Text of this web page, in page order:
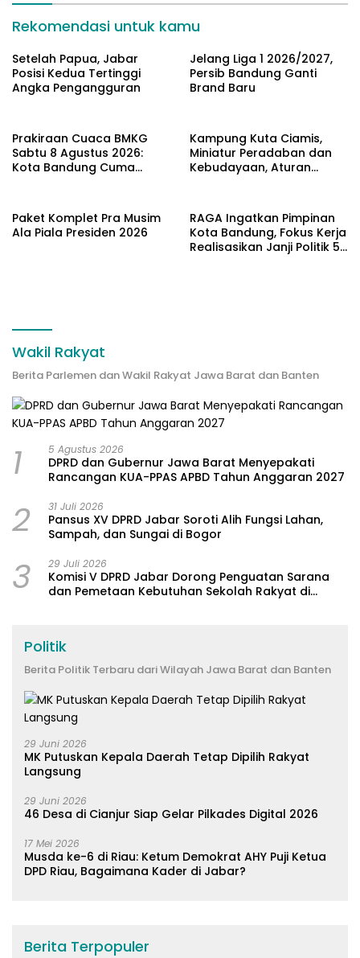
Rekomendasi untuk kamu
Setelah Papua, Jabar
Posisi Kedua Tertinggi
Angka Pengangguran
Jelang Liga 1 2026/2027,
Persib Bandung Ganti
Brand Baru
Prakiraan Cuaca BMKG
Sabtu 8 Agustus 2026:
Kota Bandung Cuma
Kampung Kuta Ciamis,
Miniatur Peradaban dan
Kebudayaan, Aturan
Paket Komplet Pra Musim
Ala Piala Presiden 2026
RAGA Ingatkan Pimpinan
Kota Bandung, Fokus Kerja
Realisasikan Janji Politik 5
Wakil Rakyat
Berita Parlemen dan Wakil Rakyat Jawa Barat dan Banten
1 5 Agustus 2026
DPRD dan Gubernur Jawa Barat Menyepakati
Rancangan KUA-PPAS APBD Tahun Anggaran 2027
2 31 Juli 2026
Pansus XV DPRD Jabar Soroti Alih Fungsi Lahan,
Sampah, dan Sungai di Bogor
3 29 Juli 2026
Komisi V DPRD Jabar Dorong Penguatan Sarana
dan Pemetaan Kebutuhan Sekolah Rakyat di
Politik
Berita Politik Terbaru dari Wilayah Jawa Barat dan Banten
29 Juni 2026
MK Putuskan Kepala Daerah Tetap Dipilih Rakyat
Langsung
29 Juni 2026
46 Desa di Cianjur Siap Gelar Pilkades Digital 2026
17 Mei 2026
Musda ke-6 di Riau: Ketum Demokrat AHY Puji Ketua
DPD Riau, Bagaimana Kader di Jabar?
Berita Terpopuler